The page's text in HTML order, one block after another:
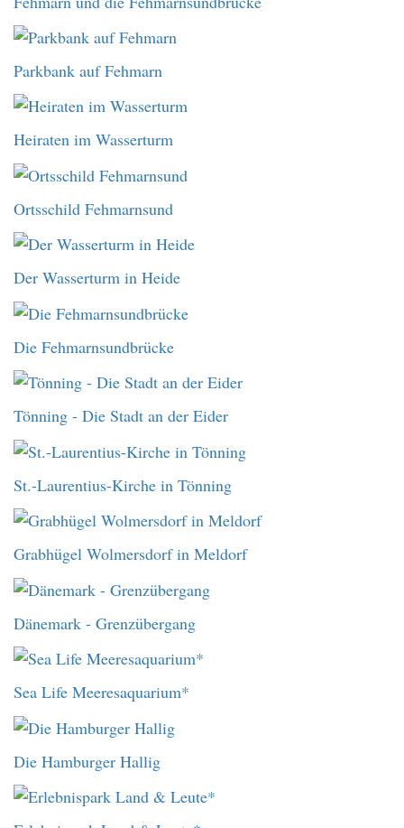
Parkbank auf Fehmarn
Heiraten im Wasserturm
Ortsschild Fehmarnsund
Der Wasserturm in Heide
Die Fehmarnsundbrücke
Tönning - Die Stadt an der Eider
St.-Laurentius-Kirche in Tönning
Grabhügel Wolmersdorf in Meldorf
Dänemark - Grenzübergang
Sea Life Meeresaquarium*
Die Hamburger Hallig